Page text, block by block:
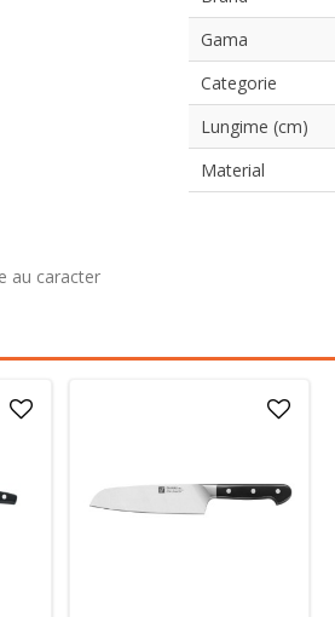
Gama
Categorie
Lungime (cm)
Material
au caracter